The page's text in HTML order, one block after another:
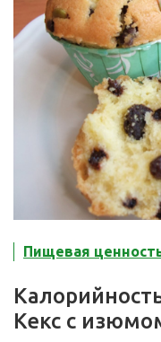
Пищевая
Кекс с